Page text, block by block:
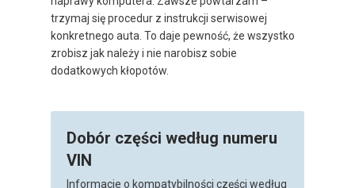
trzymaj się procedur z instrukcji serwisowej
konkretnego auta. To daje pewność, że wszystko
zrobisz jak należy i nie narobisz sobie
dodatkowych kłopotów.
Dobór części według numeru
VIN
Informacje o kompatybilności części według